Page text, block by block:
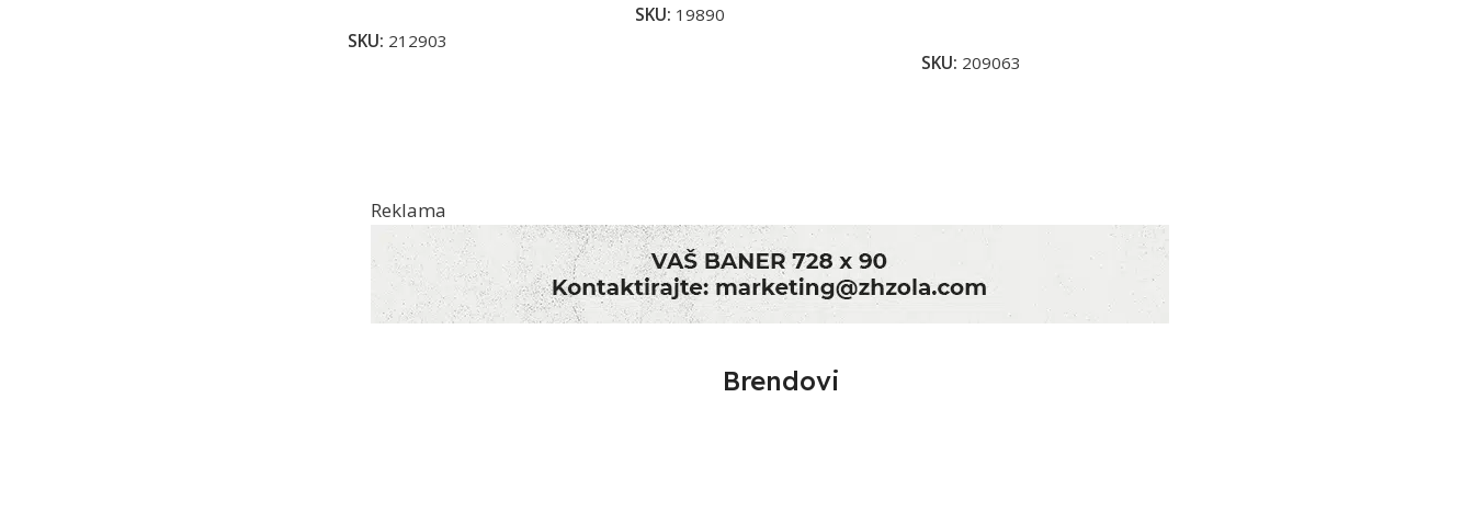
SKU: 212903
SKU: 19890
SKU: 209063
Reklama
Brendovi